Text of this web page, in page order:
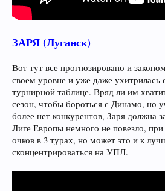
ЗАРЯ (Луганск)
Вот тут все прогнозировано и
своем уровне и уже даже
турнирной таблице. Вряд ли им
сезон, чтобы бороться с Динамо, но
более нет конкурентов, Заря должна
Лиге Европы немного не повезло, при
очков в 3 турах, но может это и к
сконцентрироваться на УПЛ.